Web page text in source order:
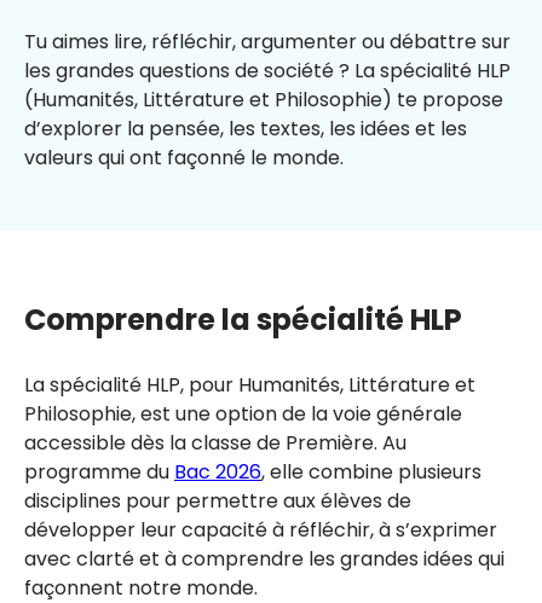
Tu aimes lire, réfléchir, argumenter ou débattre sur
les grandes questions de société ? La spécialité HLP
(Humanités, Littérature et Philosophie) te propose
d’explorer la pensée, les textes, les idées et les
valeurs qui ont façonné le monde.
Comprendre la spécialité HLP
La spécialité HLP, pour Humanités, Littérature et
Philosophie, est une option de la voie générale
accessible dès la classe de Première. Au
programme du Bac 2026, elle combine plusieurs
disciplines pour permettre aux élèves de
développer leur capacité à réfléchir, à s’exprimer
avec clarté et à comprendre les grandes idées qui
façonnent notre monde.